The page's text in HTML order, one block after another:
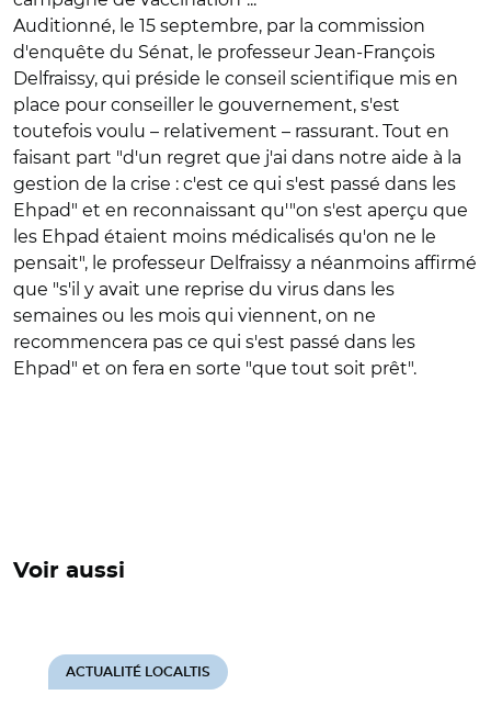
Auditionné, le 15 septembre, par la commission
d'enquête du Sénat, le professeur Jean-François
Delfraissy, qui préside le conseil scientifique mis en
place pour conseiller le gouvernement, s'est
toutefois voulu – relativement – rassurant. Tout en
faisant part "d'un regret que j'ai dans notre aide à la
gestion de la crise : c'est ce qui s'est passé dans les
Ehpad" et en reconnaissant qu'"on s'est aperçu que
les Ehpad étaient moins médicalisés qu'on ne le
pensait", le professeur Delfraissy a néanmoins affirmé
que "s'il y avait une reprise du virus dans les
semaines ou les mois qui viennent, on ne
recommencera pas ce qui s'est passé dans les
Ehpad" et on fera en sorte "que tout soit prêt".
Voir aussi
ACTUALITÉ LOCALTIS